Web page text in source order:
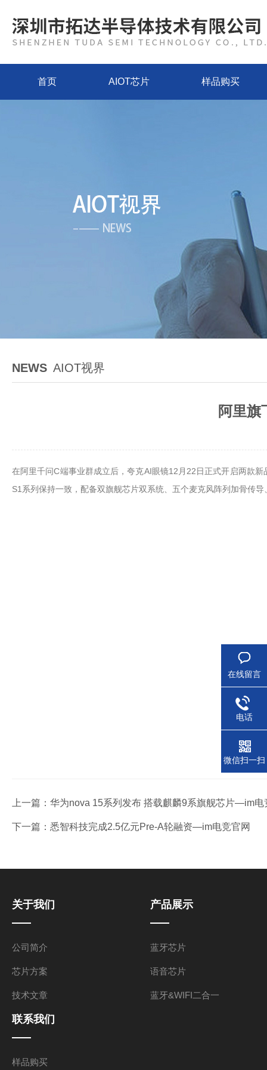
首页 AIOT芯片 样品购买
NEWS AIOT视界
阿里
在阿里千问C端事业群成立后，夸克AI眼镜12月22日正式开启两款
S1系列保持一致，配备双旗舰芯片双系统、五个麦克风阵列加骨传
上一篇： 华为nova 15系列发布 搭载麒麟9系旗舰芯片—im电
下一篇： 悉智科技完成2.5亿元Pre-A轮融资—im电竞官网
关于我们
公司简介
芯片方案
技术文章
产品展示
蓝牙芯片
语音芯片
蓝牙&WIFI二合一
联系我们
样品购买
在线留言
电话
微信扫一扫